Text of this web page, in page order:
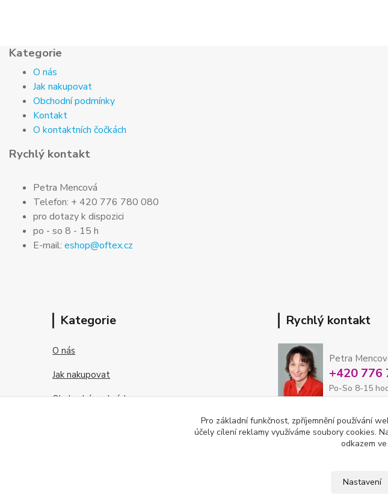
Kategorie
O nás
Jak nakupovat
Obchodní podmínky
Kontakt
O kontaktních čočkách
Rychlý kontakt
Petra Mencová
Telefon: + 420 776 780 080
pro dotazy k dispozici
po - so 8 - 15 h
E-mail: eshop@oftex.cz
Kategorie
O nás
Jak nakupovat
Obchodní podmínky
Rychlý kontakt
Petra
+420 776
Po-So 8-15
eshop@oftex.cz
Pro základní funkčnost, zpříjemnění používání
účely cílení reklamy využíváme soubory cookies.
odkazem
Nastavení